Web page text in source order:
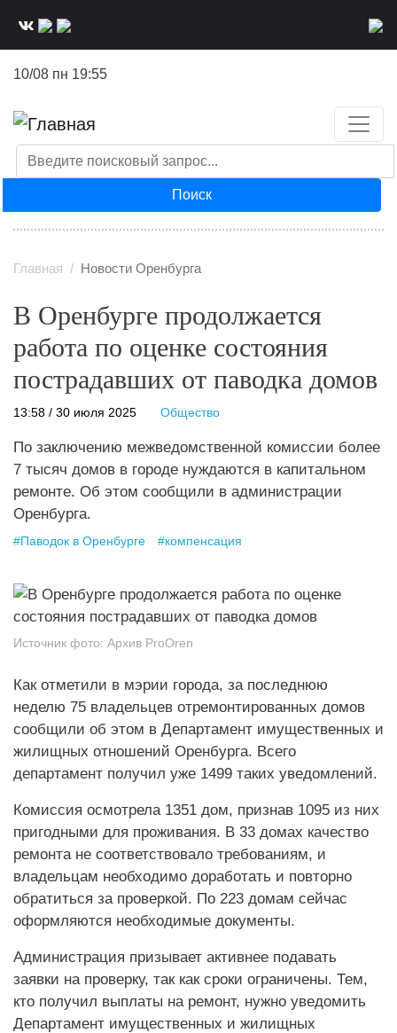
10/08 пн 19:55
Поиск
Главная Новости Оренбурга
В Оренбурге продолжается
работа по оценке состояния
пострадавших от паводка домов
13:58 / 30 июля 2025 Общество
По заключению межведомственной комиссии более
7 тысяч домов в городе нуждаются в капитальном
ремонте. Об этом сообщили в администрации
Оренбурга.
#Паводок в Оренбурге #компенсация
Источник фото: Архив ProOren
Как отметили в мэрии города, за последнюю
неделю 75 владельцев отремонтированных домов
сообщили об этом в Департамент имущественных и
жилищных отношений Оренбурга. Всего
департамент получил уже 1499 таких уведомлений.
Комиссия осмотрела 1351 дом, признав 1095 из них
пригодными для проживания. В 33 домах качество
ремонта не соответствовало требованиям, и
владельцам необходимо доработать и повторно
обратиться за проверкой. По 223 домам сейчас
оформляются необходимые документы.
Администрация призывает активнее подавать
заявки на проверку, так как сроки ограничены. Тем,
кто получил выплаты на ремонт, нужно уведомить
Департамент имущественных и жилищных